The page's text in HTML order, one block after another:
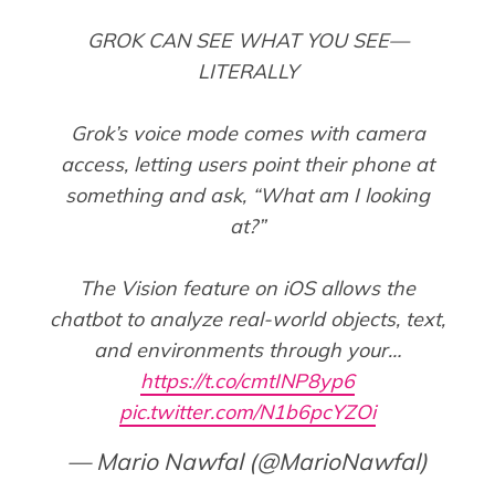
GROK CAN SEE WHAT YOU SEE—
LITERALLY
Grok’s voice mode comes with camera
access, letting users point their phone at
something and ask, “What am I looking
at?”
The Vision feature on iOS allows the
chatbot to analyze real-world objects, text,
and environments through your…
https://t.co/cmtINP8yp6
pic.twitter.com/N1b6pcYZOi
— Mario Nawfal (@MarioNawfal)